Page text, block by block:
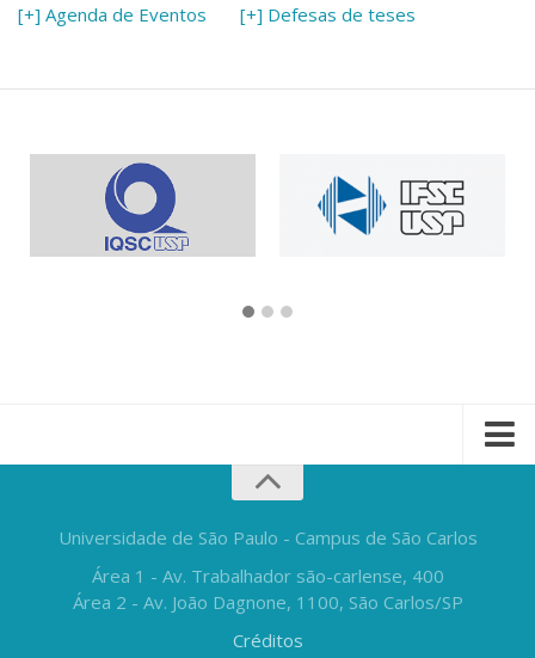
[+] Agenda de Eventos [+] Defesas de teses
Universidade de São Paulo - Campus de São Carlos
Área 1 - Av. Trabalhador são-carlense, 400
Área 2 - Av. João Dagnone, 1100, São Carlos/SP
Créditos